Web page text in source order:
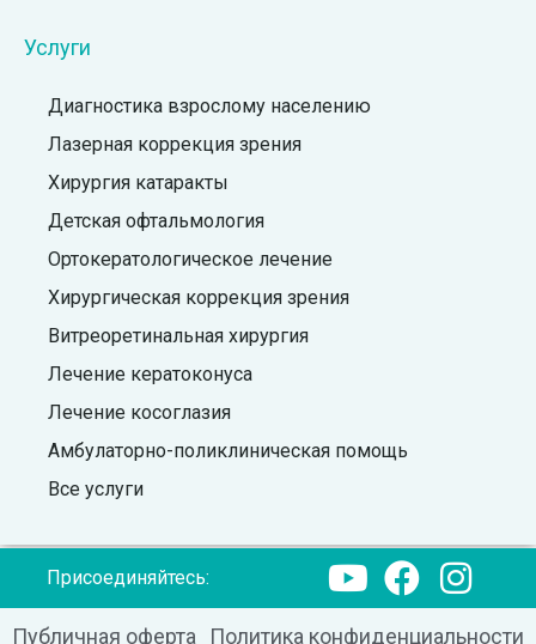
Услуги
Диагностика взрослому населению
Лазерная коррекция зрения
Хирургия катаракты
Детская офтальмология
Ортокератологическое лечение
Хирургическая коррекция зрения
Витреоретинальная хирургия
Лечение кератоконуса
Лечение косоглазия
Амбулаторно-поликлиническая помощь
Все услуги
Присоединяйтесь:
Публичная оферта Политика конфиденциальности